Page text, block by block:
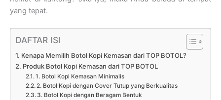
yang tepat.
DAFTAR ISI
Kenapa Memilih Botol Kopi Kemasan dari TOP BOTOL?
Produk Botol Kopi Kemasan dari TOP BOTOL
1. Botol Kopi Kemasan Minimalis
2. Botol Kopi dengan Cover Tutup yang Berkualitas
3. Botol Kopi dengan Beragam Bentuk